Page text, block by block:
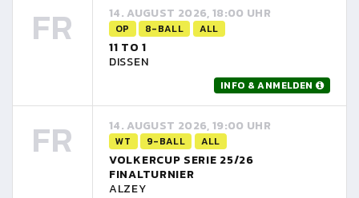
FR 14. AUGUST 2026, 18:00 UHR
OP 8-BALL ALL
11 TO 1
DISSEN
INFO & ANMELDEN
FR 14. AUGUST 2026, 19:00 UHR
WT 9-BALL ALL
VOLKERCUP SERIE 25/26
FINALTURNIER
ALZEY